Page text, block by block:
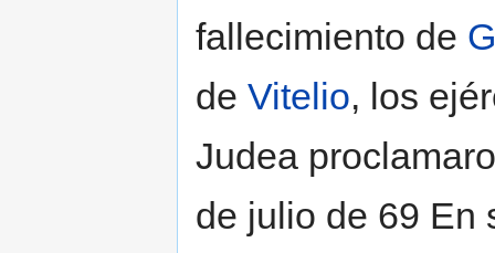
fallecimiento de
de Vitelio, los
Judea
de julio de 69 En